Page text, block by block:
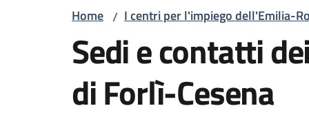
Home / I centri per l'impiego dell'Emilia-
Sedi e contatti
di Forlì-Cesena